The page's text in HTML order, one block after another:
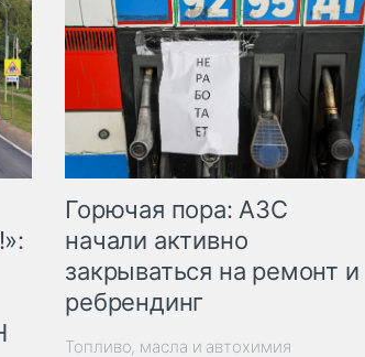
Горючая пора: АЗС
начали активно
закрываться на ремонт и
ребрендинг
Топливо, масла и автохимия